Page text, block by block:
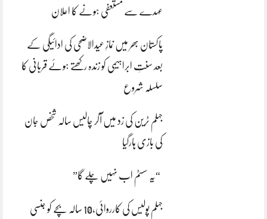
عہدے سے مستعفی ہونے کا اعلان
پاکستان بھر میں نمازِ عیدالاضحی کی ادائیگی کے
بعد سنتِ ابراہیمی کو زندہ رکھتے ہوئے قربانی کا
سلسلہ شروع
جہلم ٹرین کی زد میں آکر چالیس سالہ شخص جان
کی بازی ہارگیا
“یہ سسٹم اب نہیں چلے گا”
جہلم پولیس کی کارروائی،10 سالہ بچے کو جنسی